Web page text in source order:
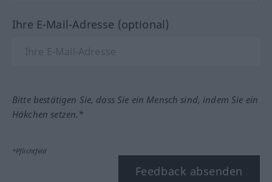
Ihre E-Mail-Adresse (optional)
Bitte bestätigen Sie, dass Sie ein Mensch sind, indem Sie ein
Häkchen setzen.*
*Pflichtfeld
Feedback absenden